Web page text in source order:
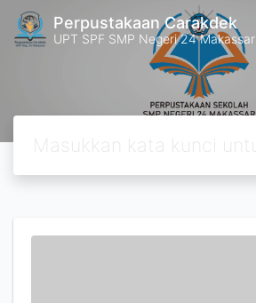
Perpustakaan Carakdek
UPT SPF SMP Negeri 24 Makassar